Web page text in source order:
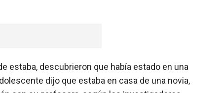
estaba, descubrieron que había estado en una
dijo que estaba en casa de una novia,